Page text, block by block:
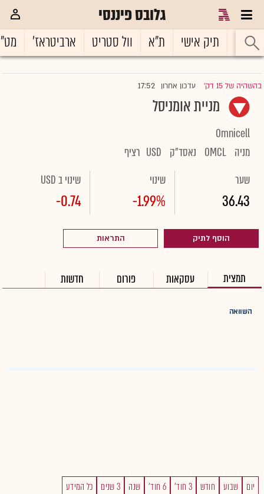
גלובס פיננסי
ראשי תיק אישי ת"א וול סטריט ארביטראז'
בהשהיה של 15 דק' |עדכון אחרון 17:52
מניית אומניסל
Omnicell
מניה OMCL נאסד"ק USD רציף
שער
36.43
שינוי
-1.99%
שינוי ב USD
-0.74
הוסף לתיק התראות
תמצית עסקאות פורום חדשות
השוואה
יום שבוע חודש 3 חוד' 6 חוד' שנה 3 שנים כל המידע